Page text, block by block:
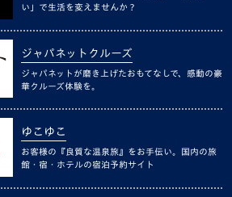
い」で生活を変えませんか？
ジャパネットクルーズ
ジャパネットが磨き上げたおもてなしで、感動の豪
華クルーズ体験を。
ゆこゆこ
お客様の『良質な温泉旅』をお手伝い。国内の旅
館・宿・ホテルの宿泊予約サイト